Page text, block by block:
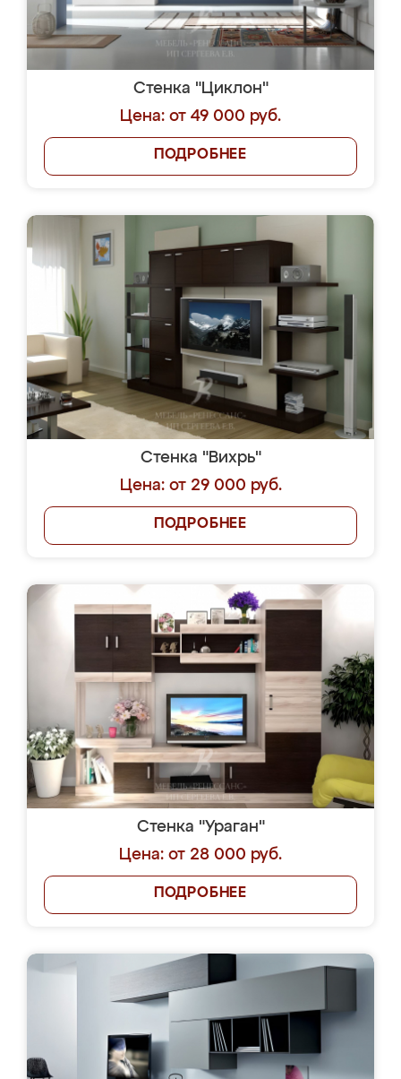
Стенка "Циклон"
Цена: от 49 000 руб.
ПОДРОБНЕЕ
Стенка "Вихрь"
Цена: от 29 000 руб.
ПОДРОБНЕЕ
Стенка "Ураган"
Цена: от 28 000 руб.
ПОДРОБНЕЕ